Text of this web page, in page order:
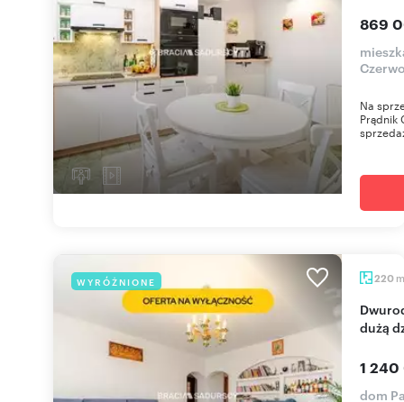
869
Na
Prądnik
WYRÓŻNIONE 220 m
Dwurodzinny dom 220 m² z pięknym widokiem i
dużą
1 240
dom